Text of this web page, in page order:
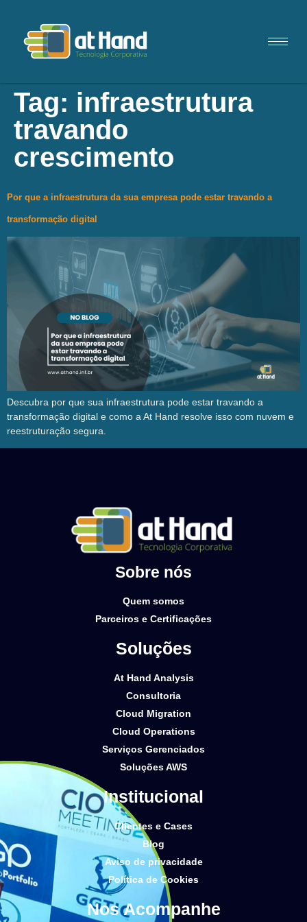
Tag: infraestrutura
travando
crescimento
Por que a infraestrutura da sua empresa pode estar travando a
transformação digital
Descubra por que sua infraestrutura pode estar travando a
transformação digital e como a At Hand resolve isso com nuvem e
reestruturação segura.
Sobre nós
Quem somos
Parceiros e Certificações
Soluções
At Hand Analysis
Consultoria
Cloud Migration
Cloud Operations
Serviços Gerenciados
Soluções AWS
Institucional
Clientes e Cases
Blog
Aviso de privacidade
Política de Cookies
Nos Acompanhe